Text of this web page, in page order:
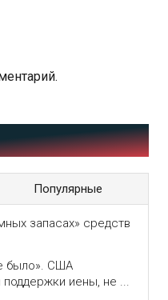
Популярные
запасах» средств
было». США
поддержки иены, не ...